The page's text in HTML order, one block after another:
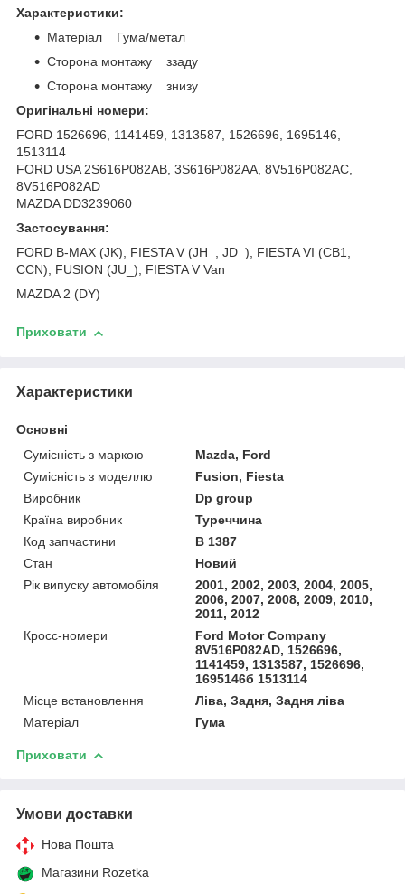
Характеристики:
Матеріал Гума/метал
Сторона монтажу ззаду
Сторона монтажу знизу
Оригінальні номери:
FORD 1526696, 1141459, 1313587, 1526696, 1695146,
1513114
FORD USA 2S616P082AB, 3S616P082AA, 8V516P082AC,
8V516P082AD
MAZDA DD3239060
Застосування:
FORD B-MAX (JK), FIESTA V (JH_, JD_), FIESTA VI (CB1,
CCN), FUSION (JU_), FIESTA V Van
MAZDA 2 (DY)
Приховати
Характеристики
Основні
Сумісність з маркою
Mazda, Ford
Сумісність з моделлю
Fusion, Fiesta
Виробник
Dp group
Країна виробник
Туреччина
Код запчастини
B 1387
Стан
Новий
Рік випуску автомобіля
2001, 2002, 2003, 2004, 2005,
2006, 2007, 2008, 2009, 2010,
2011, 2012
Кросс-номери
Ford Motor Company
8V516P082AD, 1526696,
1141459, 1313587, 1526696,
1695146б 1513114
Місце встановлення
Ліва, Задня, Задня ліва
Матеріал
Гума
Приховати
Умови доставки
Нова Пошта
Магазини Rozetka